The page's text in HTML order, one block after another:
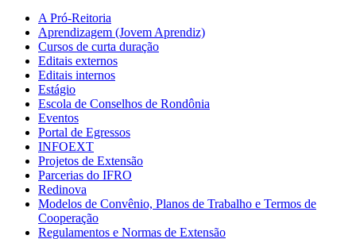
A Pró-Reitoria
Aprendizagem (Jovem Aprendiz)
Cursos de curta duração
Editais externos
Editais internos
Estágio
Escola de Conselhos de Rondônia
Eventos
Portal de Egressos
INFOEXT
Projetos de Extensão
Parcerias do IFRO
Redinova
Modelos de Convênio, Planos de Trabalho e Termos de
Cooperação
Regulamentos e Normas de Extensão